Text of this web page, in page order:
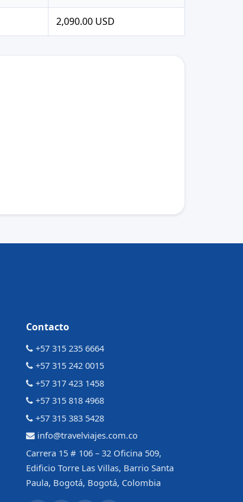
2,090.00 USD
Contacto
+57 315 235 6664
+57 315 242 0015
+57 317 423 1458
+57 315 818 4968
+57 315 383 5428
info@travelviajes.com.co
Carrera 15 # 106 – 32 Oficina 509,
Edificio Torre Las Villas, Barrio Santa
Paula, Bogotá, Bogotá, Colombia